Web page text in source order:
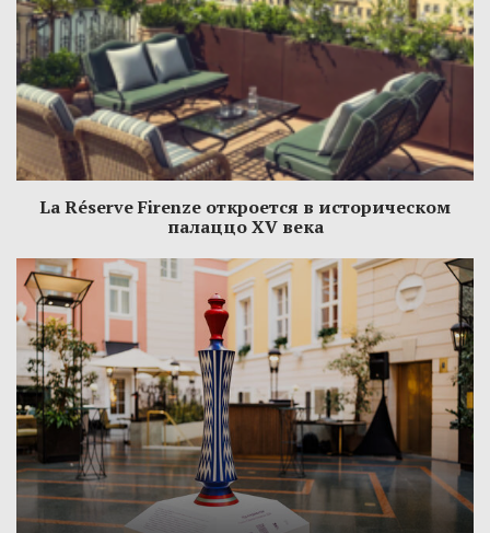
La Réserve Firenze откроется в историческом
палаццо XV века